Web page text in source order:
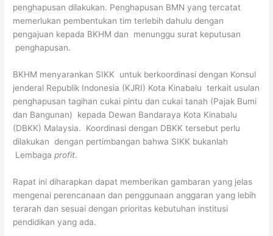
penghapusan dilakukan. Penghapusan BMN yang tercatat
memerlukan pembentukan tim terlebih dahulu dengan
pengajuan kepada BKHM dan menunggu surat keputusan
penghapusan.
BKHM menyarankan SIKK untuk berkoordinasi dengan Konsul
jenderal Republik Indonesia (KJRI) Kota Kinabalu terkait usulan
penghapusan tagihan cukai pintu dan cukai tanah (Pajak Bumi
dan Bangunan) kepada Dewan Bandaraya Kota Kinabalu
(DBKK) Malaysia. Koordinasi dengan DBKK tersebut perlu
dilakukan dengan pertimbangan bahwa SIKK bukanlah
Lembagaprofit.
Rapat ini diharapkan dapat memberikan gambaran yang jelas
mengenai perencanaan dan penggunaan anggaran yang lebih
terarah dan sesuai dengan prioritas kebutuhan institusi
pendidikan yang ada.